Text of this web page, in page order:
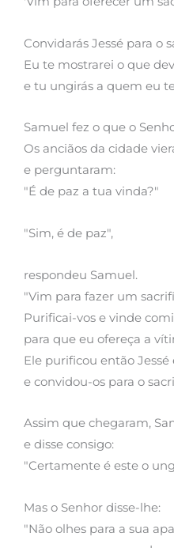
Convidarás Jessé para o
Eu te mostrarei o que
e tu ungirás a quem eu
Samuel fez o que o
Os anciãos da cidade
e perguntaram:
"É de paz a tua vinda?"
"Sim, é de paz",
respondeu Samuel.
"Vim para fazer um
Purificai-vos e vinde
para que eu ofereça a
Ele purificou então Jessé
e convidou-os para o
Assim que chegaram,
e disse consigo:
"Certamente é este o
Mas o Senhor disse-lhe:
"Não olhes para a sua